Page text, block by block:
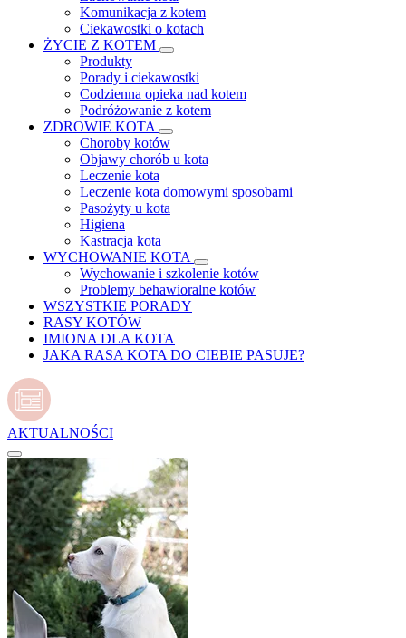
Komunikacja z kotem
Ciekawostki o kotach
ŻYCIE Z KOTEM
Produkty
Porady i ciekawostki
Codzienna opieka nad kotem
Podróżowanie z kotem
ZDROWIE KOTA
Choroby kotów
Objawy chorób u kota
Leczenie kota
Leczenie kota domowymi sposobami
Pasożyty u kota
Higiena
Kastracja kota
WYCHOWANIE KOTA
Wychowanie i szkolenie kotów
Problemy behawioralne kotów
WSZYSTKIE PORADY
RASY KOTÓW
IMIONA DLA KOTA
JAKA RASA KOTA DO CIEBIE PASUJE?
AKTUALNOŚCI